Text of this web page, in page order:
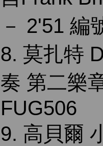
－ 2'51 編
8. 莫扎特
奏 第二樂
FUG506
9. 高貝爾